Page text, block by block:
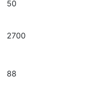
50
2700
88